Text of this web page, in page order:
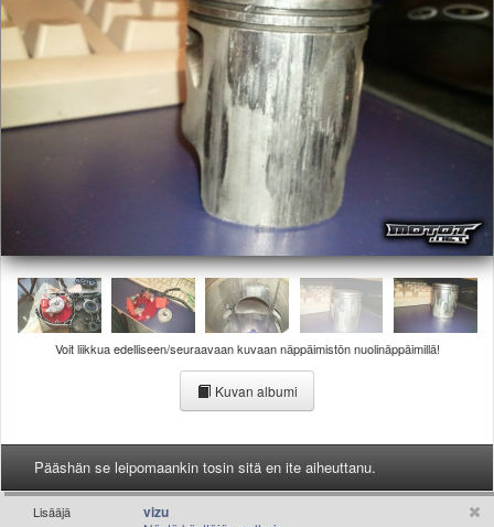
MYYDÄÄN
Haku
Ohjeet
Ajoneuvot
Osat
TAPAHTUMAT
ACS 2015 kuvia
Lisää uusi tapahtuma
UUTISET
Turun sää
Oulun sää
Kuopion sää
Voit liikkua edelliseen/seuraavaan kuvaan näppäimistön nuolinäppäimillä!
Kuvan albumi
Pääshän se leipomaankin tosin sitä en ite aiheuttanu.
Lisääjä vizu